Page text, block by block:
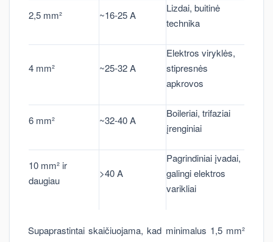
2,5 mm² ~16-25 A
Lizdai, buitinė
technika
4 mm² ~25-32 A
Elektros viryklės,
stipresnės
apkrovos
6 mm² ~32-40 A
Boileriai, trifaziai
įrenginiai
10 mm² ir
daugiau
>40 A
Pagrindiniai įvadai,
galingi elektros
varikliai
Supaprastintai skaičiuojama, kad minimalus 1,5 mm²